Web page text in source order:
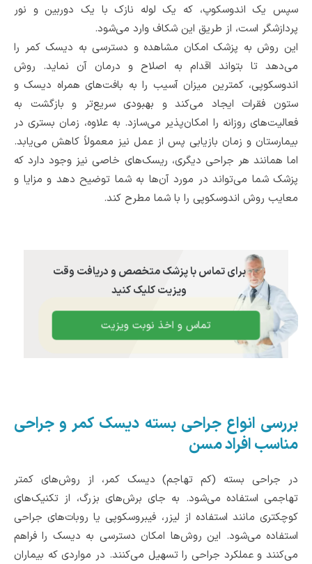
سپس یک اندوسکوپ، که یک لوله نازک با یک دوربین و نور
پردازشگر است، از طریق این شکاف وارد می‌شود.
این روش به پزشک امکان مشاهده و دسترسی به دیسک کمر را
می‌دهد تا بتواند اقدام به اصلاح و درمان آن نماید. روش
اندوسکوپی، کمترین میزان آسیب را به بافت‌های همراه دیسک و
ستون فقرات ایجاد می‌کند و بهبودی سریع‌تر و بازگشت به
فعالیت‌های روزانه را امکان‌پذیر می‌سازد. به علاوه، زمان بستری در
بیمارستان و زمان بازیابی پس از عمل نیز معمولاً کاهش می‌یابد.
اما همانند هر جراحی دیگری، ریسک‌های خاصی نیز وجود دارد که
پزشک شما می‌تواند در مورد آن‌ها به شما توضیح دهد و مزایا و
معایب روش اندوسکوپی را با شما مطرح کند.
برای تماس با پزشک متخصص و دریافت وقت
ویزیت کلیک کنید
تماس و اخذ نوبت ویزیت
بررسی انواع جراحی بسته دیسک کمر و جراحی
مناسب افراد مسن
در جراحی بسته (کم تهاجم) دیسک کمر، از روش‌های کمتر
تهاجمی استفاده می‌شود. به جای برش‌های بزرگ، از تکنیک‌های
کوچکتری مانند استفاده از لیزر، فیبروسکوپی یا روبات‌های جراحی
استفاده می‌شود. این روش‌ها امکان دسترسی به دیسک را فراهم
می‌کنند و عملکرد جراحی را تسهیل می‌کنند. در مواردی که بیماران